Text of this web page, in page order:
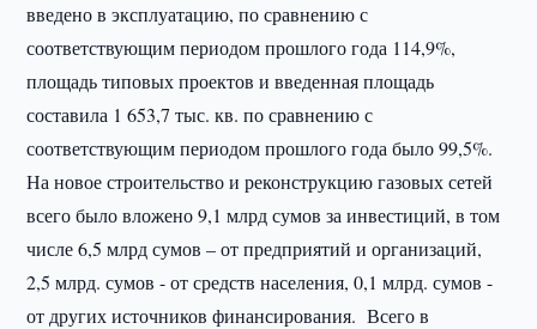
введено в эксплуатацию, по сравнению с
соответствующим периодом прошлого года 114,9%,
площадь типовых проектов и введенная площадь
составила 1 653,7 тыс. кв. по сравнению с
соответствующим периодом прошлого года было 99,5%.
На новое строительство и реконструкцию газовых сетей
всего было вложено 9,1 млрд сумов за инвестиций, в том
числе 6,5 млрд сумов – от предприятий и организаций,
2,5 млрд. сумов - от средств населения, 0,1 млрд. сумов -
от других источников финансирования. Всего в